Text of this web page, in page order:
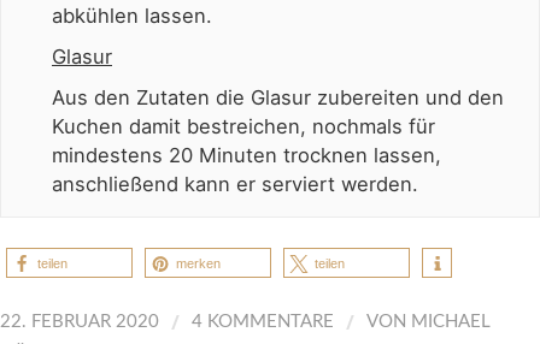
abkühlen lassen.
Glasur
Aus den Zutaten die Glasur zubereiten und den
Kuchen damit bestreichen, nochmals für
mindestens 20 Minuten trocknen lassen,
anschließend kann er serviert werden.
teilen merken teilen
22. FEBRUAR 2020 / 4 KOMMENTARE / VON MICHAEL